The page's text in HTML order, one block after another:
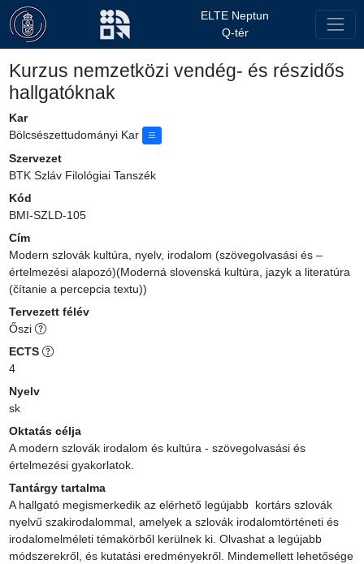
ELTE Neptun
Q-tér
Kurzus nemzetközi vendég- és részidős
hallgatóknak
Kar
Bölcsészettudományi Kar
Szervezet
BTK Szláv Filológiai Tanszék
Kód
BMI-SZLD-105
Cím
Modern szlovák kultúra, nyelv, irodalom (szövegolvasási és –
értelmezési alapozó)(Moderná slovenská kultúra, jazyk a literatúra
(čítanie a percepcia textu))
Tervezett félév
Őszi
ECTS
4
Nyelv
sk
Oktatás célja
A modern szlovák irodalom és kultúra - szövegolvasási és
értelmezési gyakorlatok.
Tantárgy tartalma
A hallgató megismerkedik az elérhető legújabb  kortárs szlovák
nyelvű szakirodalommal, amelyek a szlovák irodalomtörténeti és
irodalomelméleti témakörből kerülnek ki. Olvashat a legújabb
módszerekről, és kutatási eredményekről. Mindemellett lehetősége